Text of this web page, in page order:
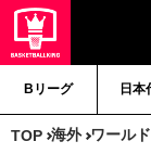
Bリーグ 日本
TOP 海外 ワール